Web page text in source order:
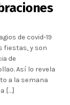
de covid-19
fiestas, y son
de
Así lo revela
a la semana
[…]